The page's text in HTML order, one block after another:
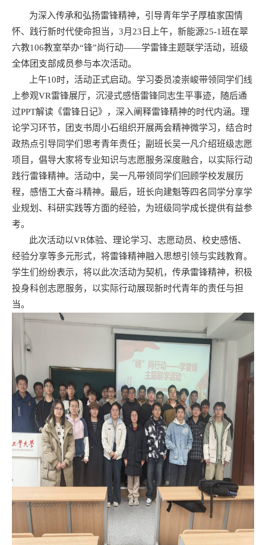
为深入传承和弘扬雷锋精神，引导青年学子厚植家国情
怀、践行新时代使命担当， 3月23日上午，新能源25-1班在翠
六教106教室举办“锋”尚行动——学雷锋主题联学活动，班级
全体团支部成员参与本次活动。
上午10时，活动正式启动。学习委员凌崇峻带领同学们线
上参观VR雷锋展厅，沉浸式感悟雷锋同志生平事迹，随后通
过PPT解读《雷锋日记》，深入阐释雷锋精神的时代内涵。理
论学习环节，
团支书周小石组织开展两会精神微学习，结合时
政热点引导同学们思考青年责任； 副班长吴一凡介绍班级志愿
项目，倡导大家将专业知识与志愿服务深度融合，以实际行动
践行雷锋精神。 活动中，吴一凡带领同学们回顾学校发展历
程，感悟工大奋斗精神。最后， 班长向建魁等四名同学分享学
业规划、科研实践等方面的经验，为班级同学成长提供有益参
考。
此次活动以VR体验、理论学习、志愿动员、校史感悟、
经验分享等多元形式，将雷锋精神融入思想引领与实践教育。
学生们纷纷表示，将以此次活动为契机，传承雷锋精神，积极
投身科创志愿服务，以实际行动展现新时代青年的责任与担
当。